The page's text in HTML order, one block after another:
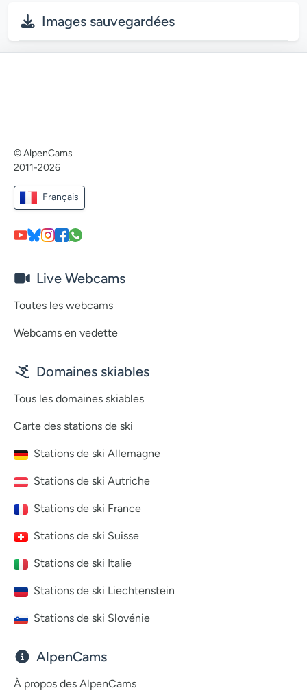
Images sauvegardées
© AlpenCams
2011-2026
Français
Live Webcams
Toutes les webcams
Webcams en vedette
Domaines skiables
Tous les domaines skiables
Carte des stations de ski
Stations de ski Allemagne
Stations de ski Autriche
Stations de ski France
Stations de ski Suisse
Stations de ski Italie
Stations de ski Liechtenstein
Stations de ski Slovénie
AlpenCams
À propos des AlpenCams